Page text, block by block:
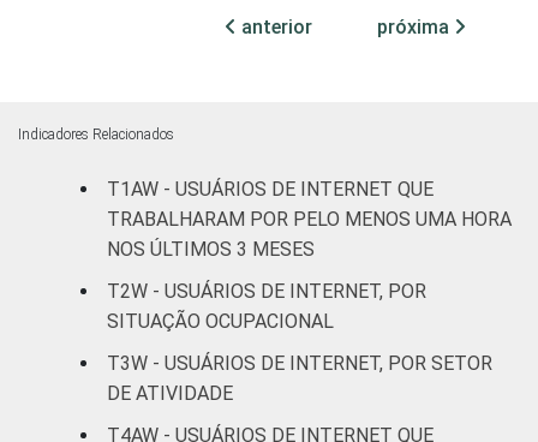
ETÁRIA
De 25 a 34
anos
85 15
De 35 a 44
anos
81
De 45 a 59
anterior próxima
Indicadores Relacionados
T1AW - USUÁRIOS DE INTERNET QUE
TRABALHARAM POR PELO MENOS UMA HORA
NOS ÚLTIMOS 3 MESES
T2W - USUÁRIOS DE INTERNET, POR
SITUAÇÃO OCUPACIONAL
T3W - USUÁRIOS DE INTERNET, POR SETOR
DE ATIVIDADE
T4AW - USUÁRIOS DE INTERNET QUE